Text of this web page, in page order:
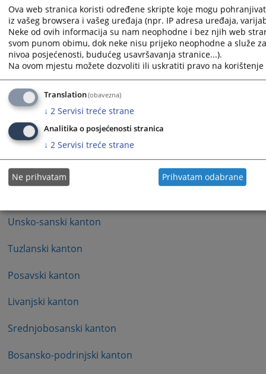
Republika Srpska - Ministarsto unutrašnjih poslova
FBiH/ Federalno ministarstvo unutrašnjih poslova
Brčko distrikt Bosne i Hercegovine
Kanton Sarajevo
Hercegovačko-neretvanski kanton
Zapadnohercegovački kanton
Unsko-sanski kanton
Tuzlanski kanton
Posavski kanton
Livanjski kanton
Srednjobosanski kanton
Bosansko-podrinjski kanton
1
Ova web stranica koristi određene skripte koje mogu
iz vašeg browsera i vašeg uređaja (npr. IP adresa uređaja,
Neke od ovih informacija su nam neophodne i bez njih web
svom punom obimu, dok neke nisu prijeko neophodne a služe
nivoa posjećenosti, budućeg usavršavanja stranice...).
Na ovom mjestu možete dozvoliti ili uskratiti pravo na
Translation(obavezna)
↓ 2 Servisi treće strane
Analitika o posjećenosti stranica
↓ 2 Servisi treće strane
Ne prihvatam Prihvatam odabrane